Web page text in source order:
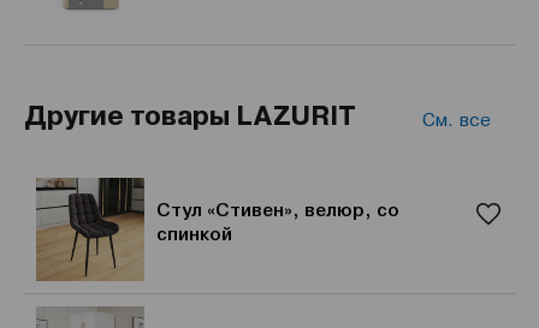
Другие товары LAZURIT См. все
Стул «Стивен», велюр, со
спинкой